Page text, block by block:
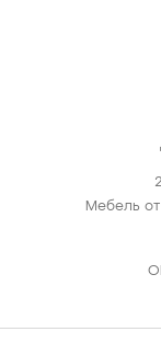
Мебель от